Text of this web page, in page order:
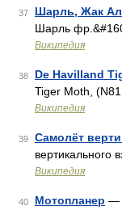
37 Шарль, Жак
Шарль
Википедия
38 De Havilland
Tiger Moth,
Википедия
39 Самолёт
вертикального
Википедия
40 Мотопланер —